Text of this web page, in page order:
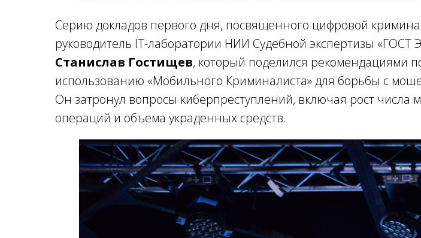
Серию докладов первого дня, посвященного цифровой
руководитель IT-лаборатории НИИ Судебной экспертизы «ГОСТ
Станислав Гостищев, который поделился рекомендациями
использованию «Мобильного Криминалиста» для борьбы с
Он затронул вопросы киберпреступлений, включая рост числа
операций и объема украденных средств.